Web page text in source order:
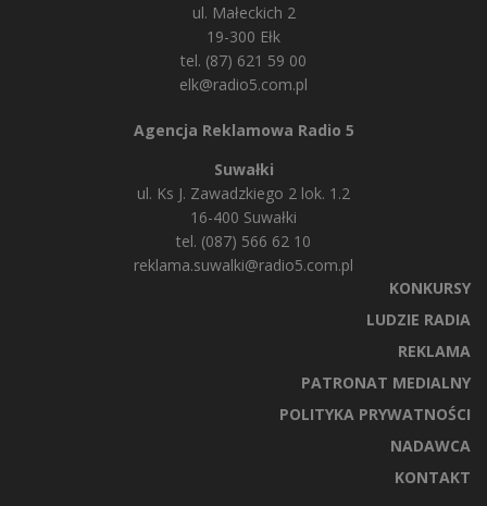
ul. Małeckich 2
19-300 Ełk
tel. (87) 621 59 00
elk@radio5.com.pl
Agencja Reklamowa Radio 5
Suwałki
ul. Ks J. Zawadzkiego 2 lok. 1.2
16-400 Suwałki
tel. (087) 566 62 10
reklama.suwalki@radio5.com.pl
KONKURSY
LUDZIE RADIA
REKLAMA
PATRONAT MEDIALNY
POLITYKA PRYWATNOŚCI
NADAWCA
KONTAKT